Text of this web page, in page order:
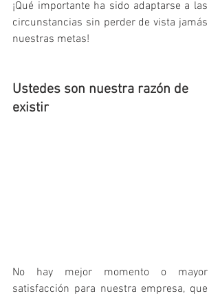
¡Qué importante ha sido adaptarse a las
circunstancias sin perder de vista jamás
nuestras metas!
Ustedes son nuestra razón de
existir
No hay mejor momento o mayor
satisfacción para nuestra empresa, que